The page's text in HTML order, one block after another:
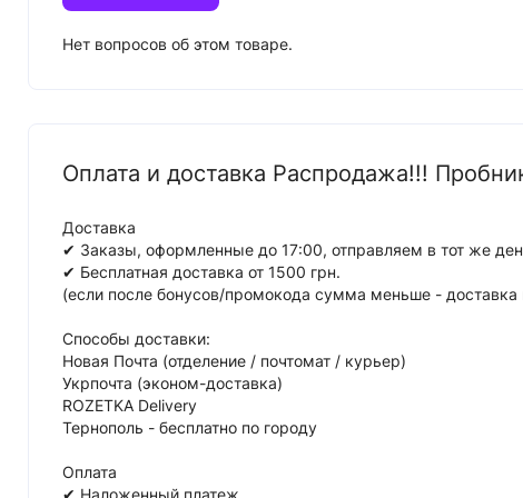
Нет вопросов об этом товаре.
Оплата и доставка Распродажа!!!
Доставка
✔ Заказы, оформленные до 17:00, отправляем в тот же
✔ Бесплатная доставка от 1500 грн.
(если после бонусов/промокода сумма меньше - доставка
Способы доставки:
Новая Почта (отделение / почтомат / курьер)
Укрпочта (эконом-доставка)
ROZETKA Delivery
Тернополь - бесплатно по городу
Оплата